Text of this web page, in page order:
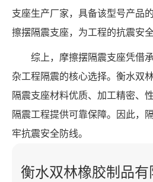
支座生产厂家，具备该型号产品
擦摆隔震支座，为工程的抗震安全
综上，摩擦摆隔震支座凭借
杂工程隔震的核心选择。衡水双
隔震支座材料优质、加工精密、
隔震工程提供可靠保障。因此，
牢抗震安全防线。
衡水双林橡胶制品